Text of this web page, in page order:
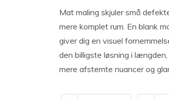
Mat maling skjuler små
mere komplet rum. En blank
giver dig en visuel
den billigste løsning i
mere afstemte nuancer og